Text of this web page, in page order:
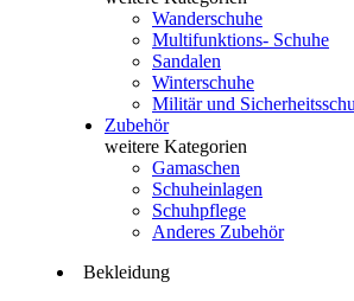
Wanderschuhe
Multifunktions- Schuhe
Sandalen
Winterschuhe
Militär und
Zubehör
weitere Kategorien
Gamaschen
Schuheinlagen
Schuhpflege
Anderes Zubehör
Bekleidung